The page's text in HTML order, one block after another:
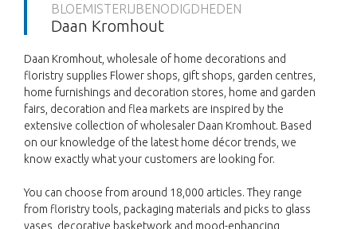
BLOEMISTERIJBENODIGDHEDEN
Daan Kromhout
Daan Kromhout, wholesale of home decorations and
floristry supplies Flower shops, gift shops, garden centres,
home furnishings and decoration stores, home and garden
fairs, decoration and flea markets are inspired by the
extensive collection of wholesaler Daan Kromhout. Based
on our knowledge of the latest home décor trends, we
know exactly what your customers are looking for.
You can choose from around 18,000 articles. They range
from floristry tools, packaging materials and picks to glass
vases, decorative basketwork and mood-enhancing